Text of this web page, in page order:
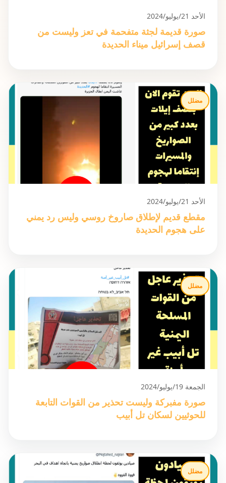
الأحد 21/يوليو/2024
صورة قديمة لجثة متفحمة في تعز وليست من
قصف إسرائيل ميناء الحديدة
مضلل
الأحد 21/يوليو/2024
مقطع قديم لإطلاق صاروخ روسي وليس رد يمني
على هجوم الحديدة
مضلل
الجمعة 19/يوليو/2024
صورة مفبركة وليست تحذير من القوات التابعة
للحوثيين لسكان تل أبيب
مضلل